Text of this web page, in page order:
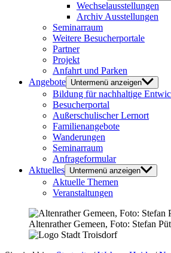
Wechselausstellungen
Archiv Ausstellungen
Seminarraum
Weitere Besucherportale
Partner
Projekt
Anfahrt und Parken
Angebote Untermenü anzeigen
Bildung für nachhaltige
Besucherportal
Außerschulischer Lernort
Familienangebote
Wanderungen
Seminarraum
Anfrageformular
Aktuelles Untermenü anzeigen
Aktuelle Themen
Veranstaltungen
Altenrather Gemeen, Foto: Stefan